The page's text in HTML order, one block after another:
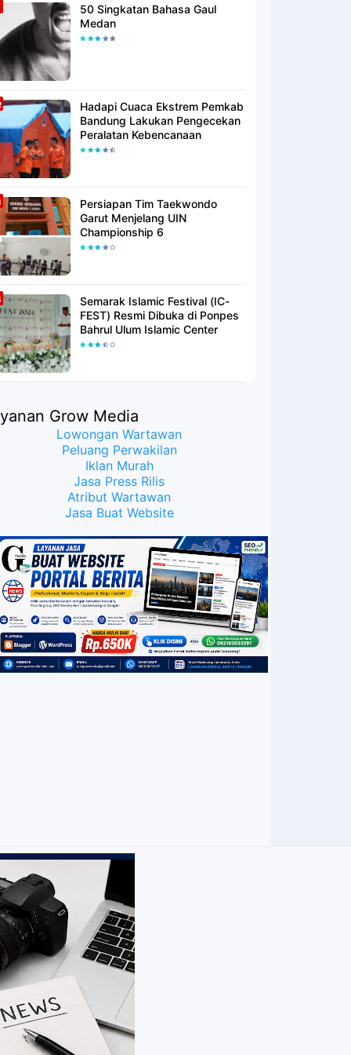
50 Singkatan Bahasa Gaul
Medan
Hadapi Cuaca Ekstrem Pemkab
Bandung Lakukan Pengecekan
Peralatan Kebencanaan
Persiapan Tim Taekwondo
Garut Menjelang UIN
Championship 6
Semarak Islamic Festival (IC-
FEST) Resmi Dibuka di Ponpes
Bahrul Ulum Islamic Center
Grow Media
Lowongan Wartawan
Peluang Perwakilan
Iklan Murah
Jasa Press Rilis
Atribut Wartawan
Jasa Buat Website